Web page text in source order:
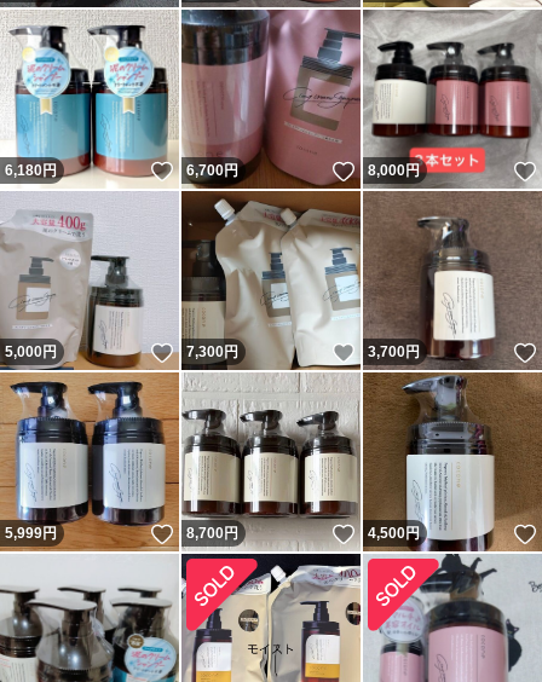
6,180円 いいね！
6,700円 いいね！
8,000円
5,000円 いいね！
7,300円 いいね！
3,700円
5,999円 いいね！
8,700円 いいね！
4,500円